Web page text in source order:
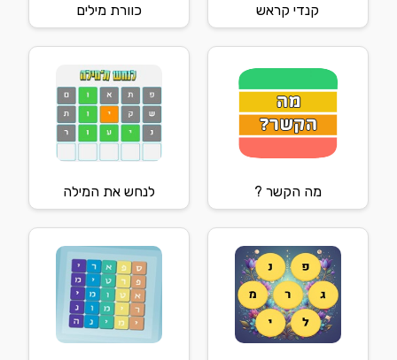
קנדי קראש כוורת מילים
מה הקשר ? לנחש את המילה